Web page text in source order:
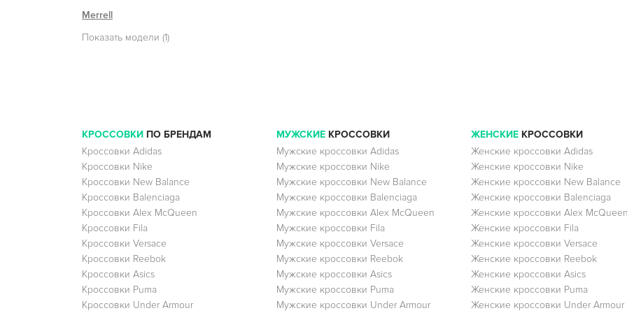
Merrell
Показать модели (1)
КРОССОВКИ ПО БРЕНДАМ
Кроссовки Adidas
Кроссовки Nike
Кроссовки New Balance
Кроссовки Balenciaga
Кроссовки Alex McQueen
Кроссовки Fila
Кроссовки Versace
Кроссовки Reebok
Кроссовки Asics
Кроссовки Puma
Кроссовки Under Armour
МУЖСКИЕКРОССОВКИ
Мужские кроссовки Adidas
Мужские кроссовки Nike
Мужские кроссовки New Balance
Мужские кроссовки Balenciaga
Мужские кроссовки Alex McQueen
Мужские кроссовки Fila
Мужские кроссовки Versace
Мужские кроссовки Reebok
Мужские кроссовки Asics
Мужские кроссовки Puma
Мужские кроссовки Under Armour
ЖЕНСКИЕКРОССОВКИ
Женские кроссовки Adidas
Женские кроссовки Nike
Женские кроссовки New Balance
Женские кроссовки Balenciaga
Женские кроссовки Alex
Женские кроссовки Fila
Женские кроссовки Versace
Женские кроссовки Reebok
Женские кроссовки Asics
Женские кроссовки Puma
Женские кроссовки Under Armour